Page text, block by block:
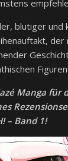
blutiger und
Manga für
– Band 1!